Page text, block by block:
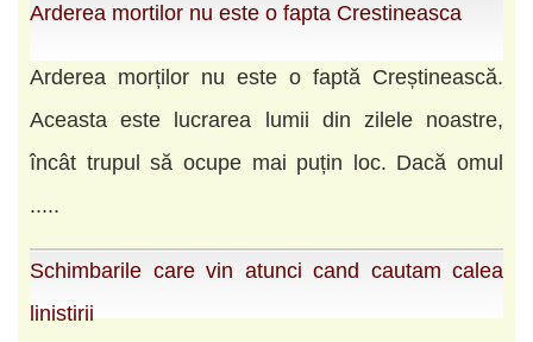
Arderea mortilor nu este o fapta Crestineasca
Arderea morților nu este o faptă Creștinească.
Aceasta este lucrarea lumii din zilele noastre,
încât trupul să ocupe mai puțin loc. Dacă omul
.....
Schimbarile care vin atunci cand cautam calea
linistirii